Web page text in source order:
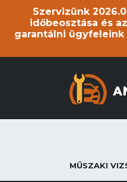
Szervizünk
időbeosztása és
garantálni ügyfeleink
MŰSZAKI